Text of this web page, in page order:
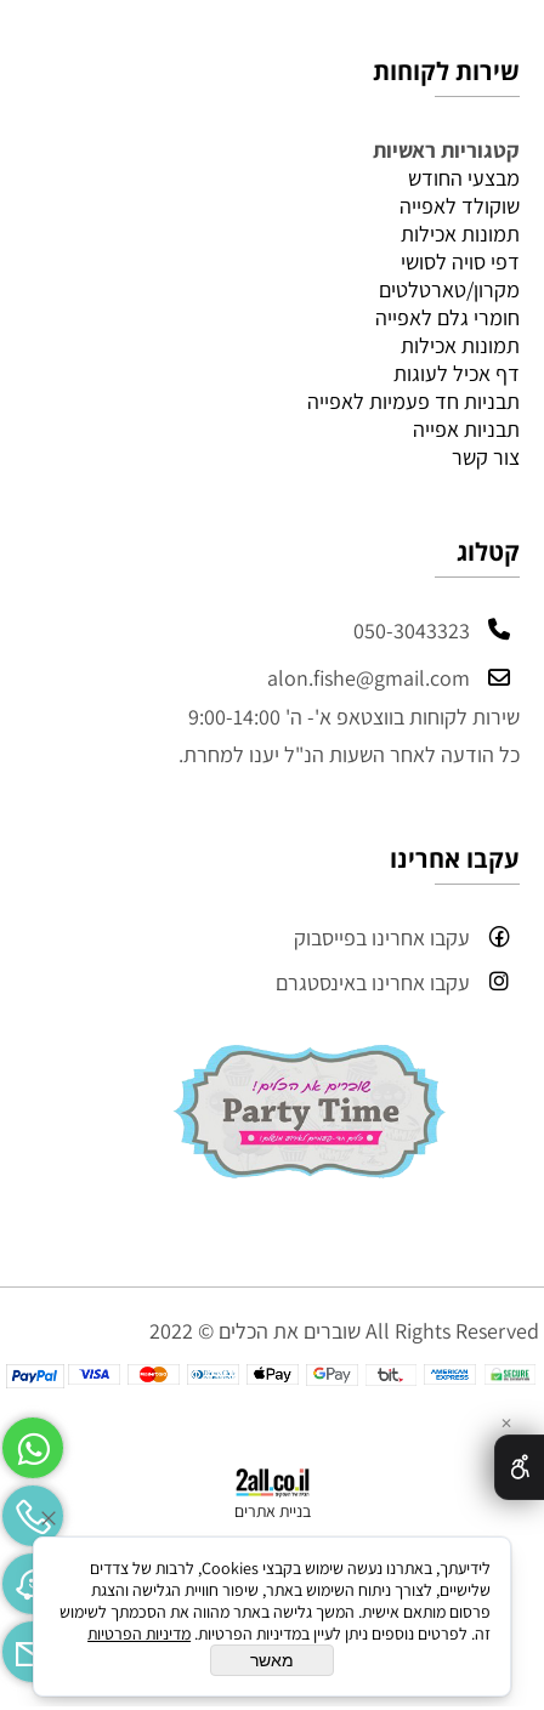
שירות לקוחות
קטגוריות ראשיות
מבצעי החודש
שוקולד לאפייה
תמונות אכילות
דפי סויה לסושי
מקרון/טארטלטים
חומרי גלם לאפייה
תמונות אכילות
דף אכיל לעוגות
תבניות חד פעמיות לאפייה
תבניות אפייה
צור קשר
קטלוג
050-3043323
alon.fishe@gmail.com
שירות לקוחות בווצטאפ א'- ה' 9:00-14:00
כל הודעה לאחר השעות הנ"ל יענו למחרת.
עקבו אחרינו
עקבו אחרינו בפייסבוק
עקבו אחרינו באינסטגרם
שוברים את הכלים © 2022 All Rights Reserved
בניית אתרים
✕
לידיעתך, באתרנו נעשה שימוש בקבצי Cookies, לרבות של צדדים
שלישיים, לצורך ניתוח השימוש באתר, שיפור חוויית הגלישה והצגת
פרסום מותאם אישית. המשך גלישה באתר מהווה את הסכמתך לשימוש
זה. לפרטים נוספים ניתן לעיין במדיניות הפרטיות. מדיניות הפרטיות
מאשר